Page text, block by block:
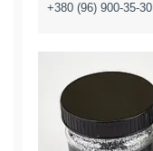
+380 (96) 900-35-30